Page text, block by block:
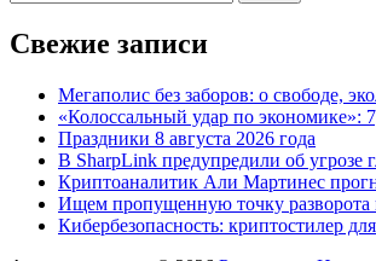
Свежие записи
Мегаполис без заборов: о свободе,
«Колоссальный удар по экономике»:
Праздники 8 августа 2026 года
В SharpLink предупредили об угрозе
Криптоаналитик Али Мартинес
Ищем пропущенную точку разворота
Кибербезопасность: криптостилер